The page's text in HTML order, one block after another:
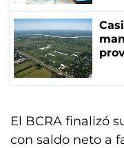
El BCRA finalizó
con saldo neto a